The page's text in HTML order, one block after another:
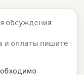
обсуждения
и оплаты пишите